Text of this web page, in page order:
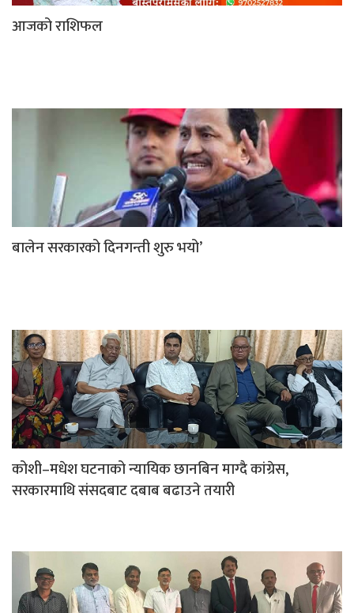
आजको राशिफल
बालेन सरकारको दिनगन्ती शुरु भयो’
कोशी–मधेश घटनाको न्यायिक छानबिन माग्दै कांग्रेस,
सरकारमाथि संसदबाट दबाब बढाउने तयारी